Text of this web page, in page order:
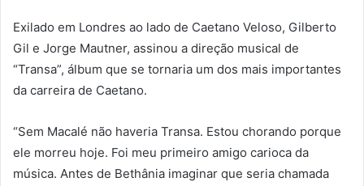
Exilado em Londres ao lado de Caetano Veloso, Gilberto
Gil e Jorge Mautner, assinou a direção musical de
“Transa”, álbum que se tornaria um dos mais importantes
da carreira de Caetano.
“Sem Macalé não haveria Transa. Estou chorando porque
ele morreu hoje. Foi meu primeiro amigo carioca da
música. Antes de Bethânia imaginar que seria chamada